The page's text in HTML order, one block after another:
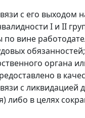
с его выходом
I и II
вине
обязанностей;
органа
в
с ликвидацией
либо в целях